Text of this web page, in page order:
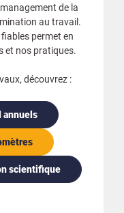
de la
au travail.
permet en
et nos pratiques.
découvrez :
annuels
scientifique